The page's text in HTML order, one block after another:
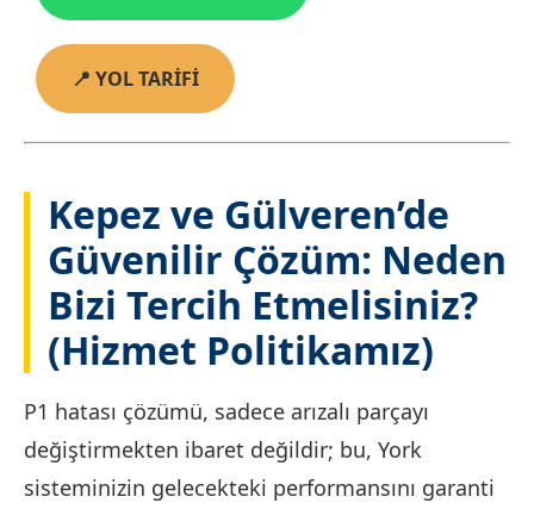
📍 YOL TARİFİ
Kepez ve Gülveren’de
Güvenilir Çözüm: Neden
Bizi Tercih Etmelisiniz?
(Hizmet Politikamız)
P1 hatası çözümü, sadece arızalı parçayı
değiştirmekten ibaret değildir; bu, York
sisteminizin gelecekteki performansını garanti